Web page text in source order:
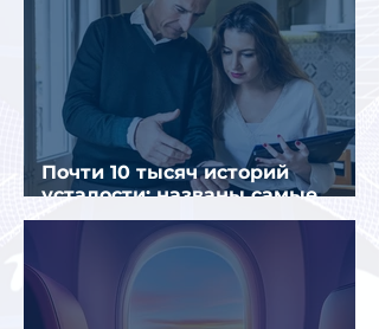
Почти 10 тысяч историй
усталости: названы самые
уставшие россияне